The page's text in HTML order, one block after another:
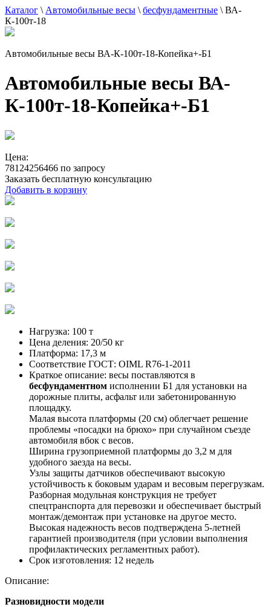
Каталог \ Автомобильные весы \ бесфундаментные \ ВА-
К-100т-18
Автомобильные весы ВА-К-100т-18-Копейка+-Б1
Автомобильные весы ВА-
К-100т-18-Копейка+-Б1
Цена:
78124256466 по запросу
Заказать бесплатную консультацию
Добавить в корзину
Нагрузка: 100 т
Цена деления: 20/50 кг
Платформа: 17,3 м
Соответствие ГОСТ: OIML R76-1-2011
Краткое описание: весы поставляются в
бесфундаментном исполнении Б1 для установки на
дорожные плиты, асфальт или забетонированную
площадку.
Малая высота платформы (20 см) облегчает решение
проблемы «посадки на брюхо» при случайном съезде
автомобиля вбок с весов.
Ширина грузоприемной платформы до 3,2 м для
удобного заезда на весы.
Узлы защиты датчиков обеспечивают высокую
устойчивость к боковым ударам и весовым перегрузкам.
Разборная модульная конструкция не требует
спецтранспорта для перевозки и обеспечивает быстрый
монтаж/демонтаж при установке на другое место.
Высокая надежность весов подтверждена 5-летней
гарантией производителя (при условии выполнения
профилактических регламентных работ).
Срок изготовления: 12 недель
Описание:
Разновидности модели